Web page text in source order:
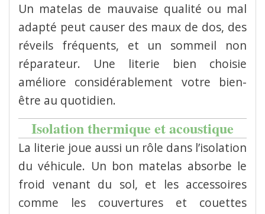
Un matelas de mauvaise qualité ou mal
adapté peut causer des maux de dos, des
réveils fréquents, et un sommeil non
réparateur. Une literie bien choisie
améliore considérablement votre bien-
être au quotidien.
Isolation thermique et acoustique
La literie joue aussi un rôle dans l’isolation
du véhicule. Un bon matelas absorbe le
froid venant du sol, et les accessoires
comme les couvertures et couettes